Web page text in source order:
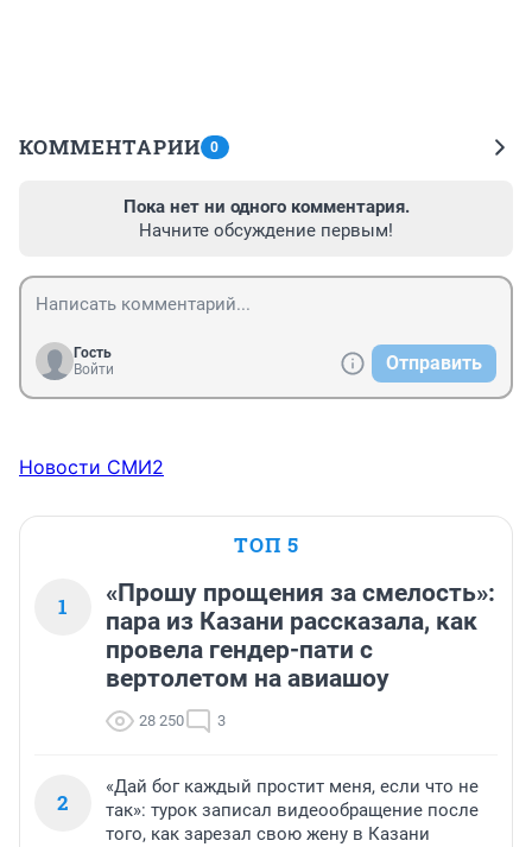
КОММЕНТАРИИ 0
Пока нет ни одного комментария.
Начните обсуждение первым!
Гость
Войти
Отправить
Новости СМИ2
ТОП 5
1
«Прошу прощения за смелость»:
пара из Казани рассказала, как
провела гендер-пати с
вертолетом на авиашоу
28 250 3
2
«Дай бог каждый простит меня, если что не
так»: турок записал видеообращение после
того, как зарезал свою жену в Казани